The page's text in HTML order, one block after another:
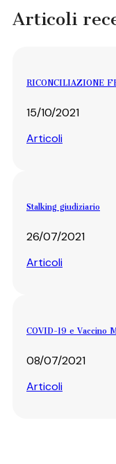
Articoli
RICONCILIAZIONE
15/10/2021
Articoli
Stalking giudiziario
26/07/2021
Articoli
COVID-19 e Vaccino
08/07/2021
Articoli